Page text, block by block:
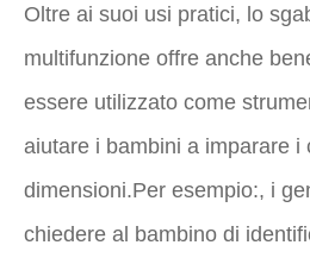
Oltre ai suoi usi pratici, lo
multifunzione offre anche
essere utilizzato come
aiutare i bambini a imparare i
dimensioni.Per esempio:, i
chiedere al bambino di